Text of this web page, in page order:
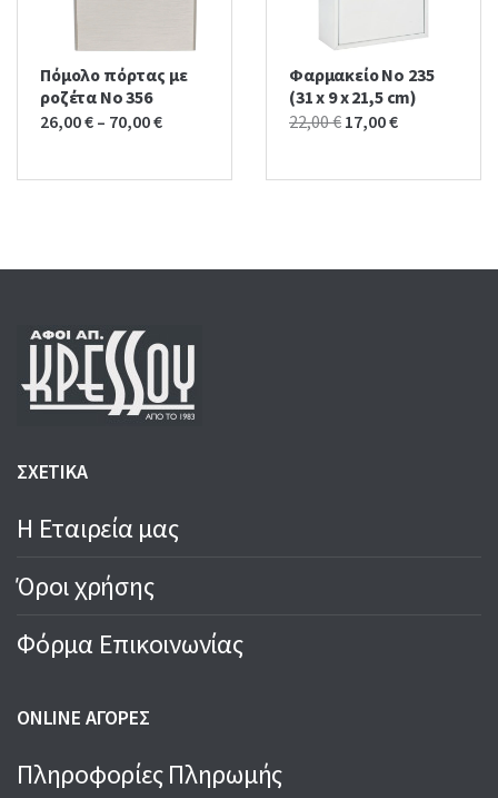
Πόμολο πόρτας με
ροζέτα No 356
26,00€ – 70,00€
Φαρμακείο No 235
(31 x 9 x 21,5 cm)
22,00€ Original
was:
17,00€Current
is:
ΣΧΕΤΙΚΑ
Η Εταιρεία μας
Όροι χρήσης
Φόρμα Επικοινωνίας
ONLINE ΑΓΟΡΕΣ
Πληροφορίες Πληρωμής